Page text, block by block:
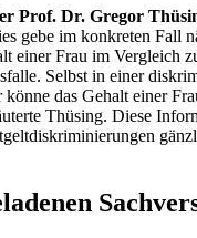
Prof. Dr. Gregor
gebe im konkreten Fall
einer Frau im Vergleich
Selbst in einer
das Gehalt einer
Thüsing. Diese